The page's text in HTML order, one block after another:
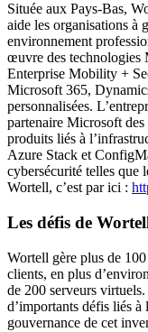
Située aux Pays-Bas,
aide les organisations à
environnement
œuvre des technologies
Enterprise Mobility +
Microsoft 365,
personnalisées.
partenaire Microsoft des
produits liés à
Azure Stack et
cybersécurité telles que
Wortell, c’est par ici :
Les défis de
Wortell gère plus de
clients, en plus
de 200 serveurs
d’importants défis liés à
gouvernance de cet